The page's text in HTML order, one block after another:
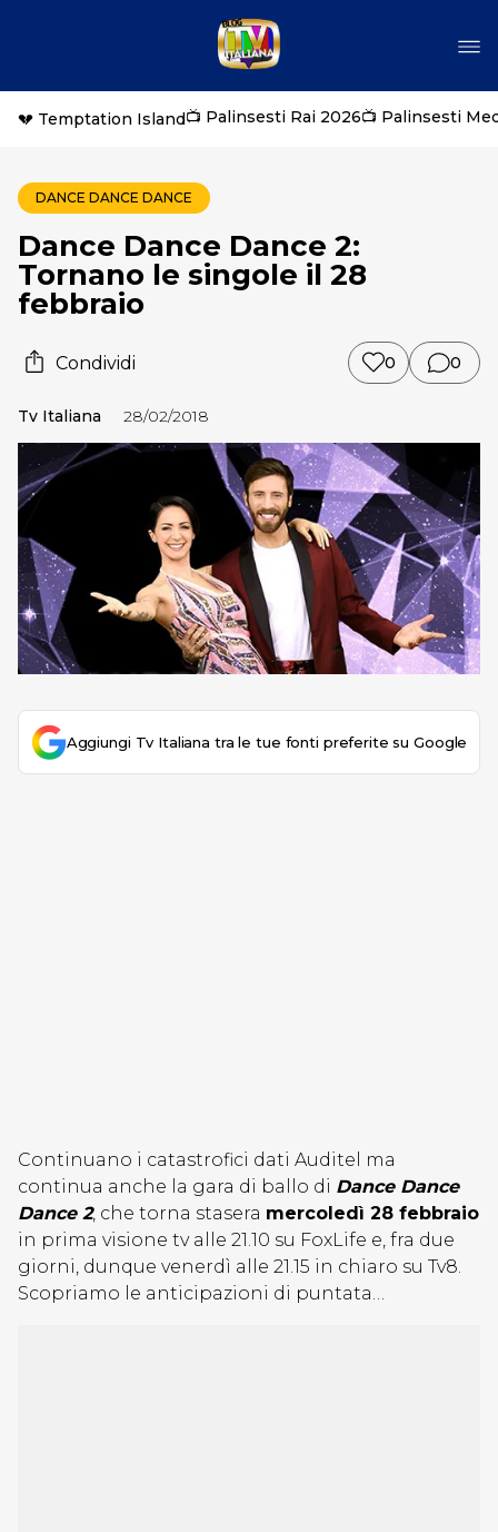
💔 Temptation Island📺 Palinsesti Rai 2026📺 Palinsesti
DANCE DANCE DANCE
Dance Dance Dance 2:
Tornano le singole il 28
febbraio
Condividi 0 0
Tv Italiana 28/02/2018
Aggiungi Tv Italiana tra le tue fonti preferite su Google
Continuano i catastrofici dati Auditel ma
continua anche la gara di ballo di Dance Dance
Dance 2, che torna stasera mercoledì 28 febbraio
in prima visione tv alle 21.10 su FoxLife e, fra due
giorni, dunque venerdì alle 21.15 in chiaro su Tv8.
Scopriamo le anticipazioni di puntata…